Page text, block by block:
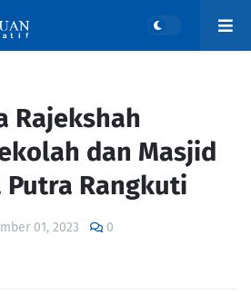
Rajekshah
dan Masjid
Rangkuti
01, 2023 0